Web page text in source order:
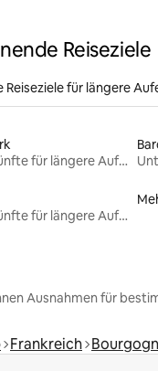
Reiseziele
Reiseziele für längere
Unterkünfte für längere Aufenthalte
Unterkünfte für längere Aufenthalte
Ausnahmen für
Frankreich